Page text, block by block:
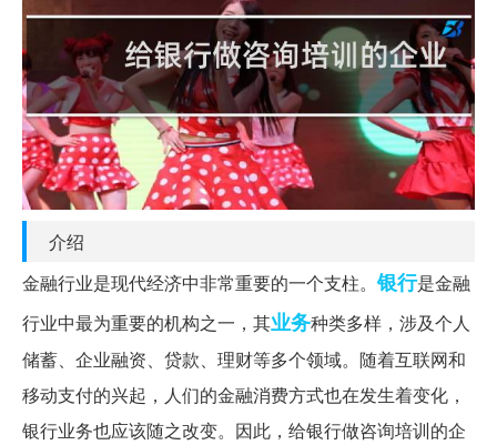
介绍
金融行业是现代经济中非常重要的一个支柱。银行是金融
行业中最为重要的机构之一，其业务种类多样，涉及个人
储蓄、企业融资、贷款、理财等多个领域。随着互联网和
移动支付的兴起，人们的金融消费方式也在发生着变化，
银行业务也应该随之改变。因此，给银行做咨询培训的企